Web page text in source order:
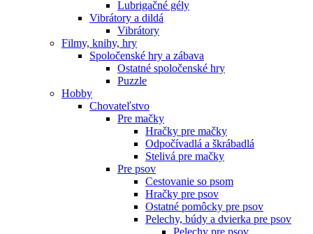
Lubrigačné gély
Vibrátory a dildá
Vibrátory
Filmy, knihy, hry
Spoločenské hry a zábava
Ostatné spoločenské hry
Puzzle
Hobby
Chovateľstvo
Pre mačky
Hračky pre mačky
Odpočívadlá a škrábadlá
Stelivá pre mačky
Pre psov
Cestovanie so psom
Hračky pre psov
Ostatné pomôcky pre psov
Pelechy, búdy a dvierka pre psov
Pelechy pre psov